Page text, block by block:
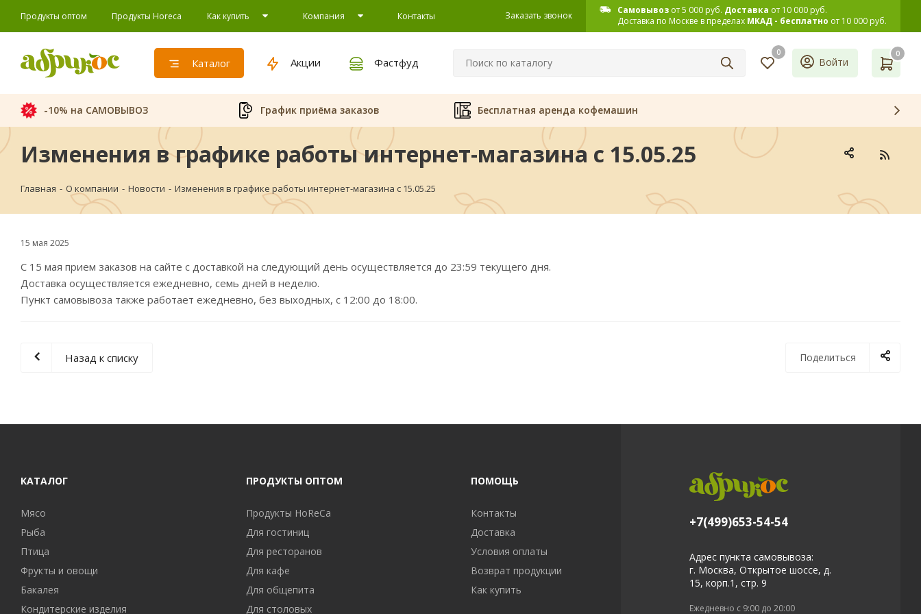
Продукты оптом Продукты Horeca Как купить Компания Контакты Заказать звонок Самовывоз от 5 000 руб. Доставка от 10 000 руб.
Доставка по Москве в пределах МКАД - бесплатно от 10 000 руб.
Каталог Акции Фастфуд
0 0
Войти
-10% на САМОВЫВОЗ График приёма заказов Бесплатная аренда кофемашин
Изменения в графике работы интернет-магазина с 15.05.25
Главная - О компании - Новости - Изменения в графике работы интернет-магазина с 15.05.25
15 мая 2025
С 15 мая прием заказов на сайте с доставкой на следующий день осуществляется до 23:59 текущего дня.
Доставка осуществляется ежедневно, семь дней в неделю.
Пункт самовывоза также работает ежедневно, без выходных, с 12:00 до 18:00.
Поделиться
Назад к списку
КАТАЛОГ
Мясо
Рыба
Птица
Фрукты и овощи
Бакалея
Кондитерские изделия
ПРОДУКТЫ ОПТОМ
Продукты HoReCa
Для гостиниц
Для ресторанов
Для кафе
Для общепита
Для столовых
ПОМОЩЬ
Контакты
Доставка
Условия оплаты
Возврат продукции
Как купить
+7(499)653-54-54
Адрес пункта самовывоза:
г. Москва, Открытое шоссе, д.
15, корп.1, стр. 9
Ежедневно с 9:00 до 20:00